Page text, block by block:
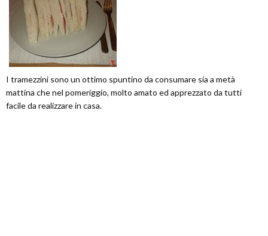
I tramezzini sono un ottimo spuntino da consumare sia a metà
mattina che nel pomeriggio, molto amato ed apprezzato da tutti
facile da realizzare in casa.